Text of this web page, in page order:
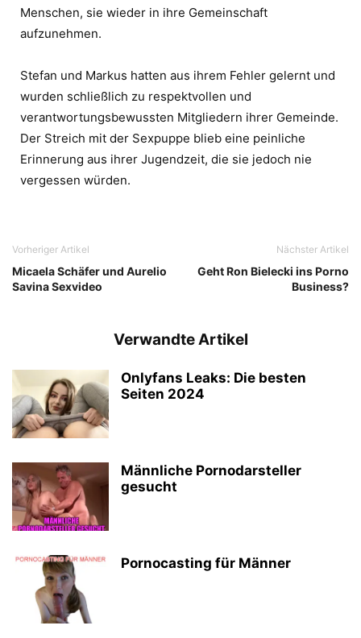
Menschen, sie wieder in ihre Gemeinschaft
aufzunehmen.
Stefan und Markus hatten aus ihrem Fehler gelernt und
wurden schließlich zu respektvollen und
verantwortungsbewussten Mitgliedern ihrer Gemeinde.
Der Streich mit der Sexpuppe blieb eine peinliche
Erinnerung aus ihrer Jugendzeit, die sie jedoch nie
vergessen würden.
Vorheriger Artikel
Micaela Schäfer und Aurelio
Savina Sexvideo
Nächster Artikel
Geht Ron Bielecki ins Porno
Business?
Verwandte Artikel
Onlyfans Leaks: Die besten
Seiten 2024
Männliche Pornodarsteller
gesucht
Pornocasting für Männer